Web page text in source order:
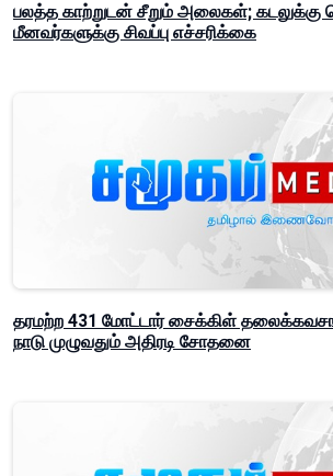
பலத்த காற்றுடன் சீறும் அலைகள்;
மீனவர்களுக்கு சிவப்பு எச்சரிக்கை
தரமற்ற 431 மோட்டார் சைக்கிள்
நாடு முழுவதும் அதிரடி சோதனை